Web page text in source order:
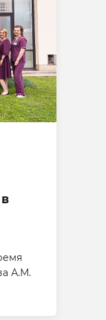
А.М.